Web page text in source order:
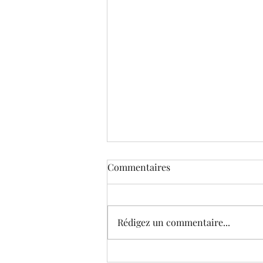
Commentaires
Rédigez un commentaire...